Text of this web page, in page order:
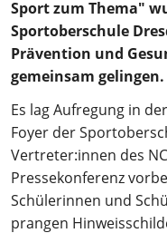
Sport zum Thema"
Sportoberschule
Prävention und
gemeinsam gelingen.
Es lag Aufregung in
Foyer der
Vertreter:innen des
Pressekonferenz
Schülerinnen und
prangen